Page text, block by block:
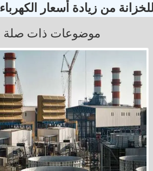
من زيادة أسعار الكهرباء
موضوعات ذات صلة